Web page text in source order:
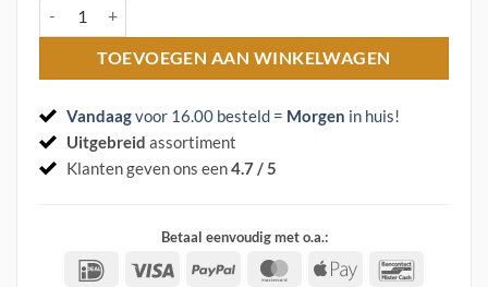
TOEVOEGEN AAN WINKELWAGEN
Vandaagvoor 16.00 besteld = Morgen in huis!
Uitgebreid assortiment
Klanten geven ons een4.7 / 5
Betaal eenvoudig met o.a.:
IDeal Visa PayPal MasterCard
Apple